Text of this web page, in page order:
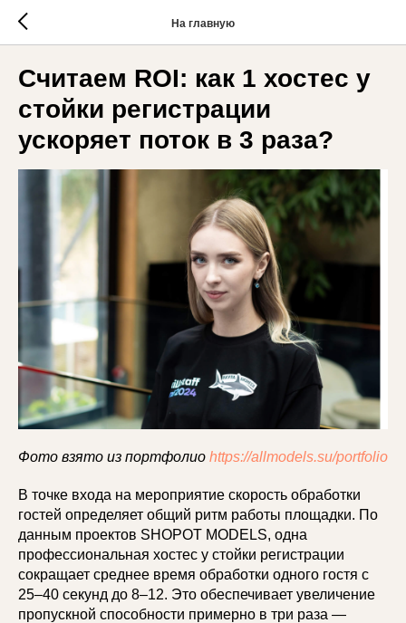
На главную
Считаем ROI: как 1 хостес у
стойки регистрации
ускоряет поток в 3 раза?
Фото взято из портфолио https://allmodels.su/portfolio
В точке входа на мероприятие скорость обработки
гостей определяет общий ритм работы площадки. По
данным проектов SHOPOT MODELS, одна
профессиональная хостес у стойки регистрации
сокращает среднее время обработки одного гостя с
25–40 секунд до 8–12. Это обеспечивает увеличение
пропускной способности примерно в три раза —